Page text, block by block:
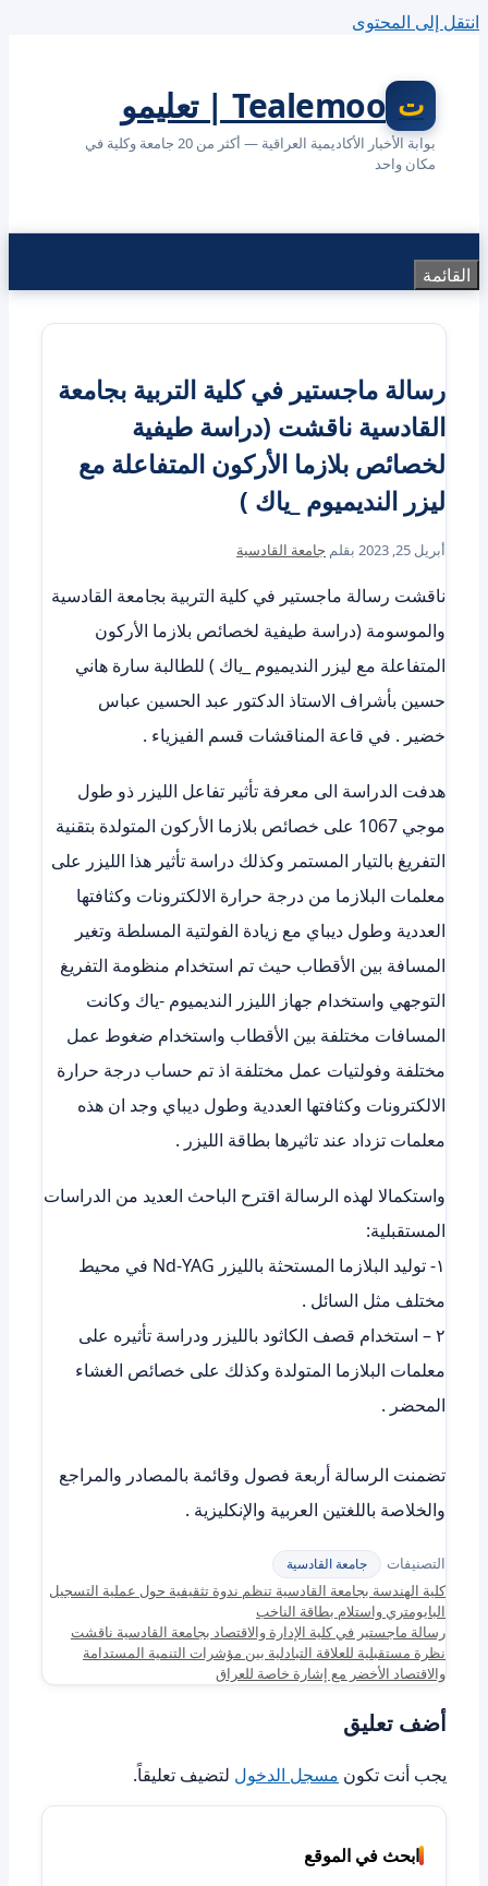
انتقل إلى المحتوى
Tealemoo | تعليمو
بوابة الأخبار الأكاديمية العراقية — أكثر من 20 جامعة وكلية في
مكان واحد
القائمة
رسالة ماجستير في كلية التربية بجامعة
القادسية ناقشت (دراسة طيفية
لخصائص بلازما الأركون المتفاعلة مع
ليزر النديميوم _ياك )
أبريل 25, 2023 بقلم جامعة القادسية
ناقشت رسالة ماجستير في كلية التربية بجامعة القادسية
والموسومة (دراسة طيفية لخصائص بلازما الأركون
المتفاعلة مع ليزر النديميوم _ياك ) للطالبة سارة هاني
حسين بأشراف الاستاذ الدكتور عبد الحسين عباس
خضير . في قاعة المناقشات قسم الفيزياء .
هدفت الدراسة الى معرفة تأثير تفاعل الليزر ذو طول
موجي 1067 على خصائص بلازما الأركون المتولدة بتقنية
التفريغ بالتيار المستمر وكذلك دراسة تأثير هذا الليزر على
معلمات البلازما من درجة حرارة الالكترونات وكثافتها
العددية وطول ديباي مع زيادة الفولتية المسلطة وتغير
المسافة بين الأقطاب حيث تم استخدام منظومة التفريغ
التوجهي واستخدام جهاز الليزر النديميوم -ياك وكانت
المسافات مختلفة بين الأقطاب واستخدام ضغوط عمل
مختلفة وفولتيات عمل مختلفة اذ تم حساب درجة حرارة
الالكترونات وكثافتها العددية وطول ديباي وجد ان هذه
معلمات تزداد عند تاثيرها بطاقة الليزر .
واستكمالا لهذه الرسالة اقترح الباحث العديد من الدراسات
المستقبلية:
١- توليد البلازما المستحثة بالليزر Nd-YAG في محيط
مختلف مثل السائل .
٢ – استخدام قصف الكاثود بالليزر ودراسة تأثيره على
معلمات البلازما المتولدة وكذلك على خصائص الغشاء
المحضر .
تضمنت الرسالة أربعة فصول وقائمة بالمصادر والمراجع
والخلاصة باللغتين العربية والإنكليزية .
التصنيفات جامعة القادسية
كلية الهندسة بجامعة القادسية تنظم ندوة تثقيفية حول عملية التسجيل
البايومتري واستلام بطاقة الناخب
رسالة ماجستير في كلية الإدارة والاقتصاد بجامعة القادسية ناقشت
نظرة مستقبلية للعلاقة التبادلية بين مؤشرات التنمية المستدامة
والاقتصاد الأخضر مع إشارة خاصة للعراق
أضف تعليق
يجب أنت تكون مسجل الدخول لتضيف تعليقاً.
ابحث في الموقع